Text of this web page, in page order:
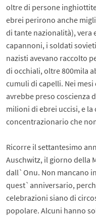
oltre di persone
ebrei perirono anche
di tante nazionalità), vera
capannoni, i soldati
nazisti avevano raccolto
di occhiali, oltre 800mila
cumuli di capelli. Nei
avrebbe preso coscienza
milioni di ebrei uccisi, e la
concentrazionario che
Ricorre il settantesimo
Auschwitz, il giorno della
dall`Onu. Non mancano
quest`anniversario,
celebrazioni siano di
popolare. Alcuni hanno